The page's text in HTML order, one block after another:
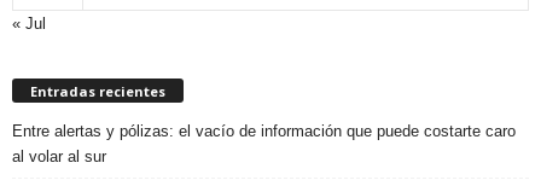
« Jul
Entradas recientes
Entre alertas y pólizas: el vacío de información que puede costarte caro
al volar al sur